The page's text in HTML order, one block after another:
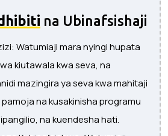
na Ubinafsishaji
Watumiaji mara nyingi hupata
kiutawala kwa seva, na
mazingira ya seva kwa mahitaji
na kusakinisha programu
na kuendesha hati.